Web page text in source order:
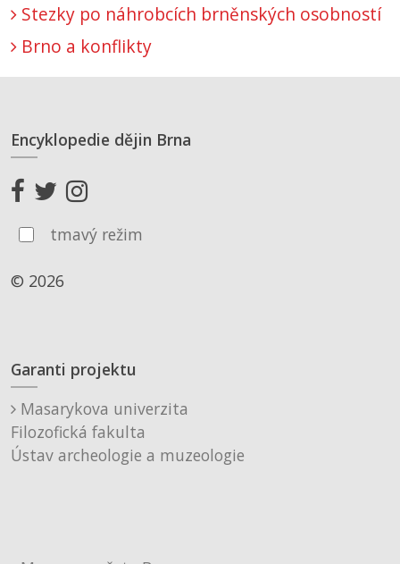
Stezky po náhrobcích brněnských osobností
Brno a konflikty
Encyklopedie dějin Brna
tmavý režim
© 2026
Garanti projektu
Masarykova univerzita
Filozofická fakulta
Ústav archeologie a muzeologie